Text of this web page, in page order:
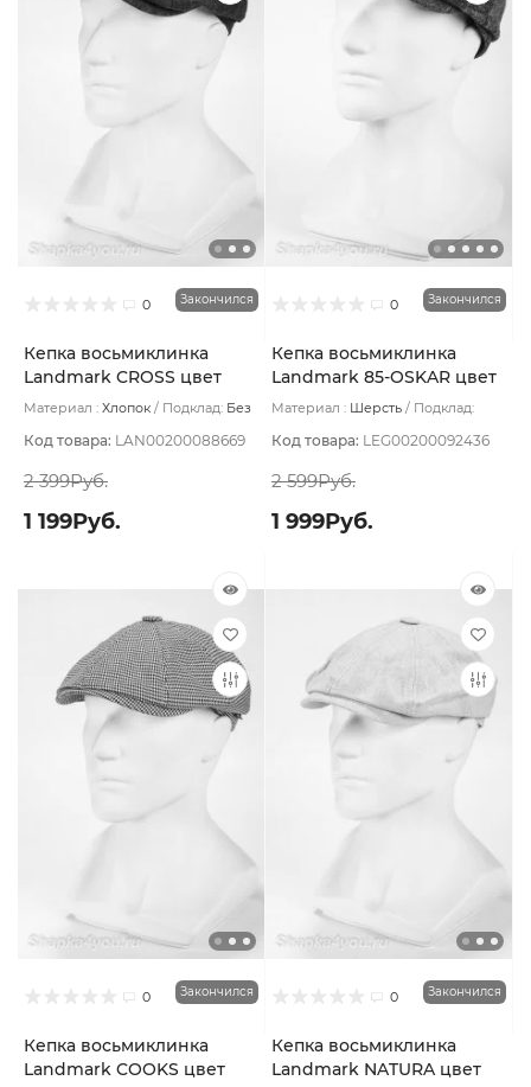
0 Закончился
Кепка восьмиклинка
Landmark CROSS цвет
Серый темный размер 56
Материал : Хлопок Подклад: Без
Код товара: LAN00200088669
2 399Руб.
1 199Руб.
0 Закончился
Кепка восьмиклинка
Landmark 85-OSKAR цвет
Серый размер 57
Материал : Шерсть
Подклад:
Код товара: LEG00200092436
2 599Руб.
1 999Руб.
0 Закончился
Кепка восьмиклинка
Landmark COOKS цвет
0 Закончился
Кепка восьмиклинка
Landmark NATURA цвет